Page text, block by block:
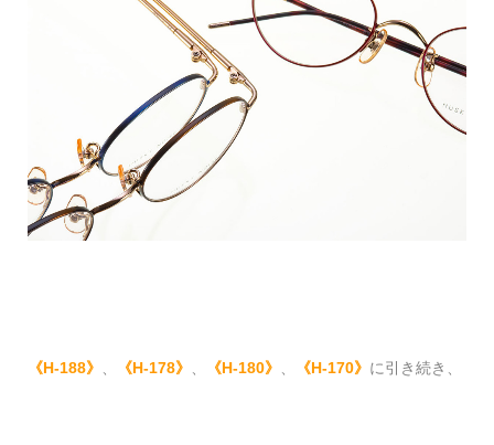
《H-188》 《H-178》 《H-180》 《H-170》 に引き続き、